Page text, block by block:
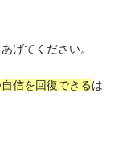
げてください。
信を回復できるは